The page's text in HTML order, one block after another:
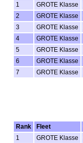
1
GROTE Klasse
2
GROTE Klasse
3
GROTE Klasse
4
GROTE Klasse
5
GROTE Klasse
6
GROTE Klasse
7
GROTE Klasse
Rank
Fleet
1
GROTE Klasse